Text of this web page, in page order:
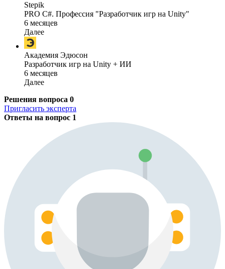
Stepik
PRO C#. Профессия "Разработчик игр на Unity"
6 месяцев
Далее
Академия Эдюсон
Разработчик игр на Unity + ИИ
6 месяцев
Далее
Решения вопроса 0
Пригласить эксперта
Ответы на вопрос 1